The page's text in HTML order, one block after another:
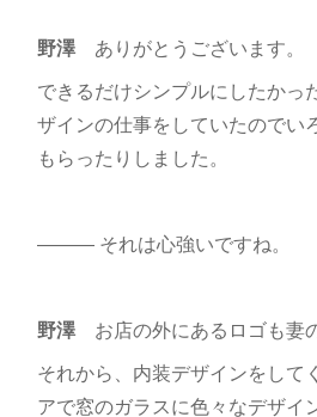
野澤ありがとうございます。
できるだけシンプルにしたかっ
ザインの仕事をしていたのでい
もらったりしました。
――― それは心強いですね。
野澤お店の外にあるロゴも妻の
それから、内装デザインをして
アで窓のガラスに色々なデザイ